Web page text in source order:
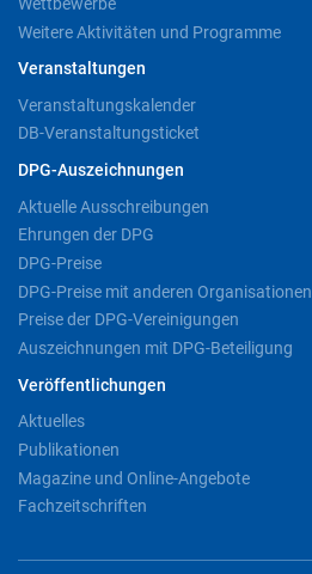
Weitere Aktivitäten und Programme
Veranstaltungen
Veranstaltungskalender
DB-Veranstaltungsticket
DPG-Auszeichnungen
Aktuelle Ausschreibungen
Ehrungen der DPG
DPG-Preise
DPG-Preise mit anderen Organisationen
Preise der DPG-Vereinigungen
Auszeichnungen mit DPG-Beteiligung
Veröffentlichungen
Aktuelles
Publikationen
Magazine und Online-Angebote
Fachzeitschriften